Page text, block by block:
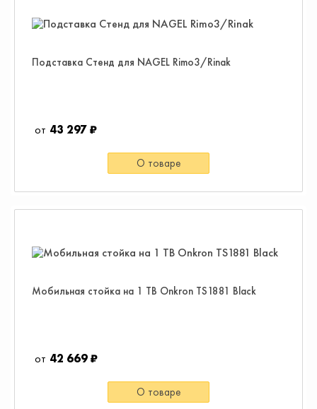
Подставка Стенд для NAGEL Rimo3/Rinak
43 297 ₽
О товаре
Мобильная стойка на 1 ТВ Onkron TS1881 Black
42 669 ₽
О товаре